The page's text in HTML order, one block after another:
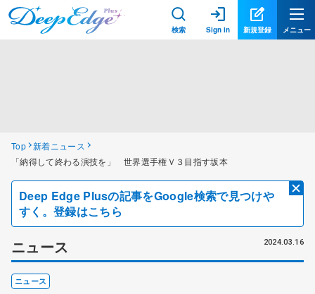
検索 Sign in 新規登録 メニュー
Top 新着ニュース
「納得して終わる演技を」 世界選手権Ｖ３目指す坂本
Deep Edge Plusの記事をGoogle検索で見つけや
すく。登録はこちら
ニュース 2024.03.16
ニュース